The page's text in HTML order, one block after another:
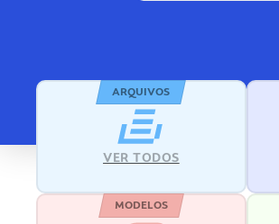
ARQUIVOS
VER TODOS
MODELOS